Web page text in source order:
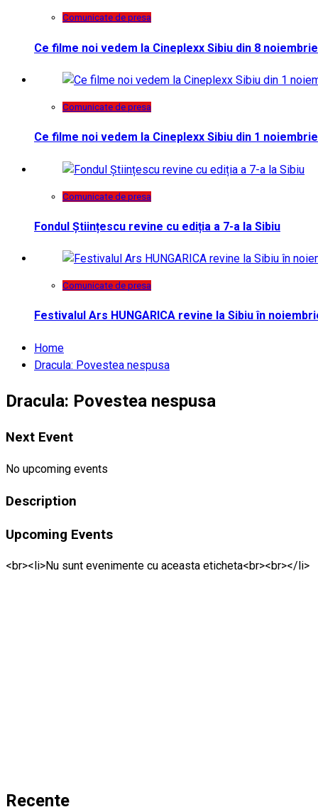
Comunicate de presa
Ce filme noi vedem la Cineplexx Sibiu din 8 noiembrie
Comunicate de presa
Ce filme noi vedem la Cineplexx Sibiu din 1 noiembrie
Comunicate de presa
Fondul Științescu revine cu ediția a 7-a la Sibiu
Comunicate de presa
Festivalul Ars HUNGARICA revine la Sibiu în
Home
Dracula: Povestea nespusa
Dracula: Povestea nespusa
Next Event
No upcoming events
Description
Upcoming Events
<br><li>Nu sunt evenimente cu aceasta eticheta<br><br></li>
Recente